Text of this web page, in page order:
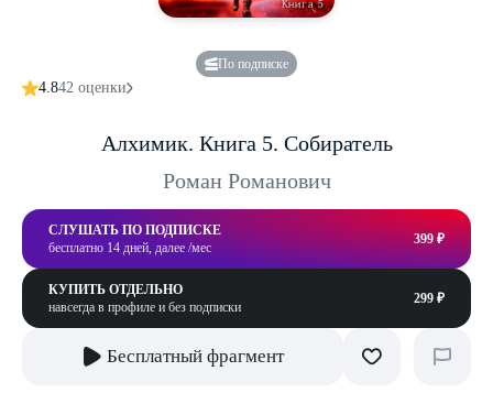
По подписке
4.842 оценки
Алхимик. Книга 5. Собиратель
Роман Романович
СЛУШАТЬ ПО ПОДПИСКЕ
бесплатно 14 дней, далее /мес
399 ₽
КУПИТЬ ОТДЕЛЬНО
навсегда в профиле и без подписки
299 ₽
Бесплатный фрагмент